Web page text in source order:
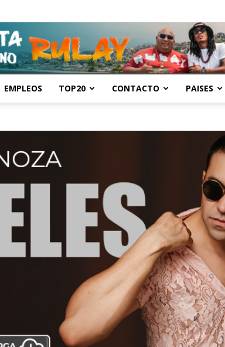
EMPLEOS TOP20 CONTACTO PAISES